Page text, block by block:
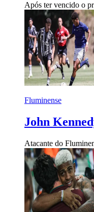
Após ter vencido o
Fluminense
John
Atacante do